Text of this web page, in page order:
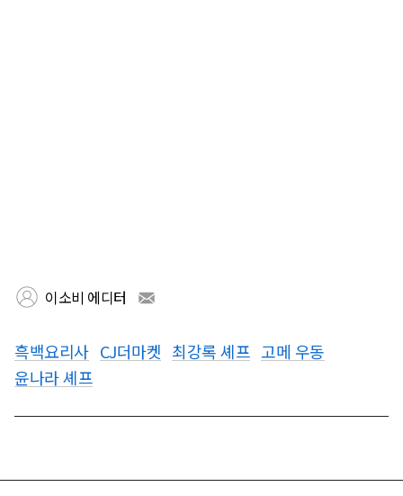
이소비 에디터
흑백요리사 CJ더마켓 최강록 셰프 고메 우동
윤나라 셰프